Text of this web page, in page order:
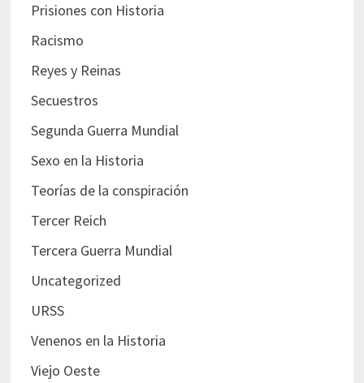
Prisiones con Historia
Racismo
Reyes y Reinas
Secuestros
Segunda Guerra Mundial
Sexo en la Historia
Teorías de la conspiración
Tercer Reich
Tercera Guerra Mundial
Uncategorized
URSS
Venenos en la Historia
Viejo Oeste